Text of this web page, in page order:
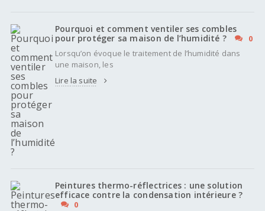
Pourquoi et comment ventiler ses combles
pour protéger sa maison de l’humidité ?
0
Lorsqu’on évoque le traitement de l’humidité dans
une maison, les
Lire la suite
Peintures thermo-réflectrices : une solution
efficace contre la condensation intérieure ?
0